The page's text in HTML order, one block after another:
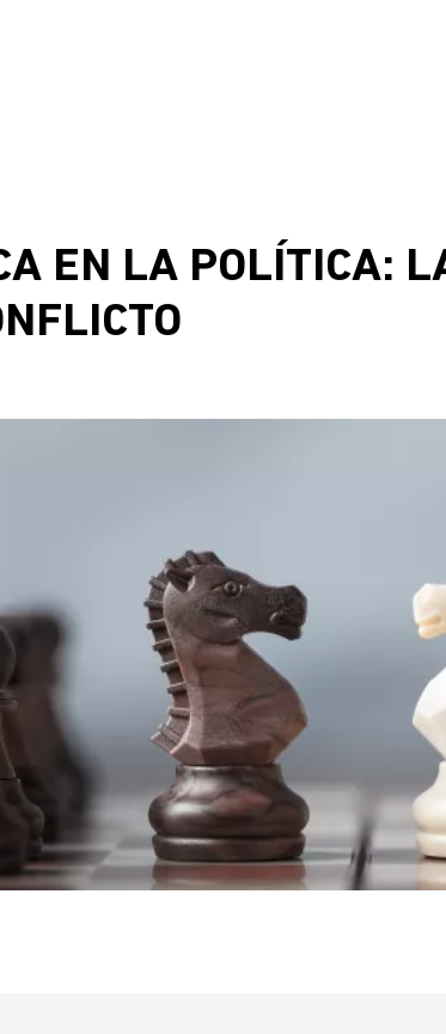
EN LA POLÍTICA: